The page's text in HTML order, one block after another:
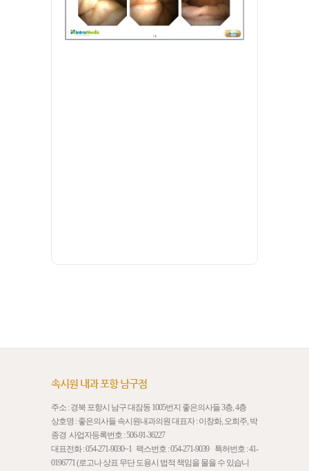
속시원 내과 포항 남구점
주소 : 경북 포항시 남구 대잠동 1005번지 좋은의사들 3층, 4층
상호명 : 좋은의사들 속시원내과의원 대표자 : 이창화, 오희주, 박
종경 사업자등록번호 : 506-91-36227
대표전화 :054-271-9030~1 팩스번호 : 054-271-9039 특허번호 : 41-
0196771 (로고나 상표 무단 도용시 법적 책임을 물을 수 있습니